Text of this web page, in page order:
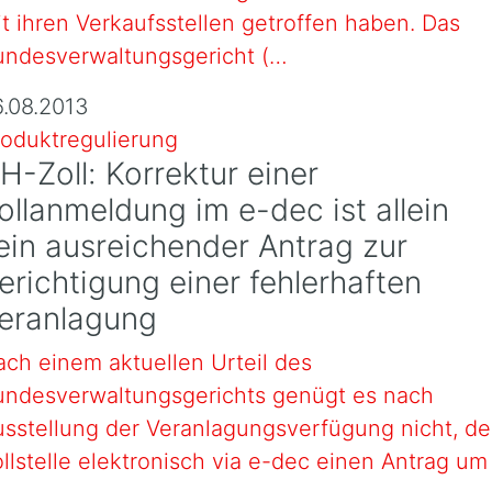
ihren Verkaufsstellen getroffen haben. Das
(…
Zoll: Korrektur einer
im e-dec ist allein
ausreichender Antrag zur
einer fehlerhaften
einem aktuellen Urteil des
genügt es nach
der Veranlagungsverfügung nicht,
elektronisch via e-dec einen Antrag um